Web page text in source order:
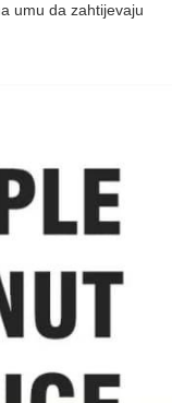
umu da zahtijevaju